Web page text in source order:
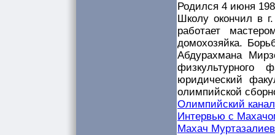
Родился 4 июня
Школу окончил в
работает
домохозяйка.
Абдурахмана
юридический
олимпийской
Олимпийский канал
Интервью с
Махач